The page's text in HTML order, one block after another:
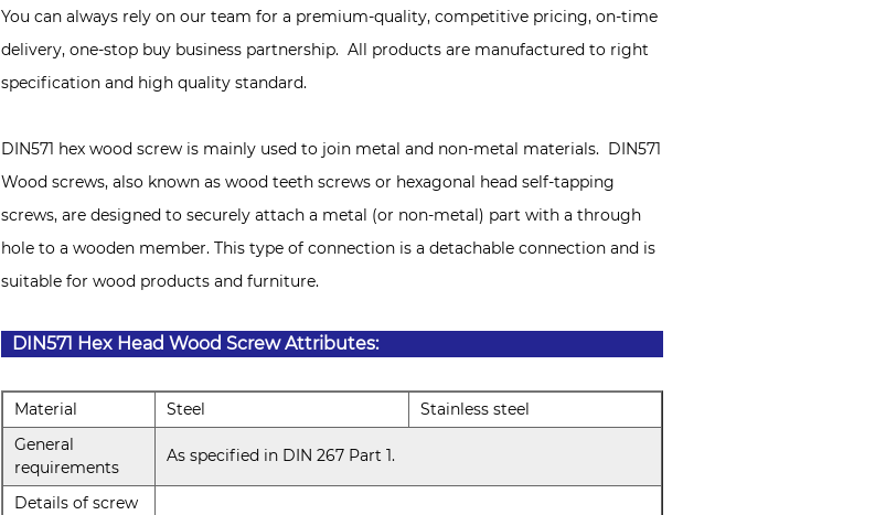
You can always rely on our team for a premium-quality, competitive pricing, on-time
delivery, one-stop buy business partnership. All products are manufactured to right
specification and high quality standard.
‌DIN571 hex wood screw is mainly used to join metal and non-metal materials. ‌ DIN571
Wood screws, also known as wood teeth screws or hexagonal head self-tapping
screws, are designed to securely attach a metal (or non-metal) part with a through
hole to a wooden member. This type of connection is a detachable connection and is
suitable for wood products and furniture.
DIN571 Hex Head Wood Screw Attributes:
Material Steel
Stainless steel
General
requirements
As specified in DIN 267 Part 1.
Details of screw